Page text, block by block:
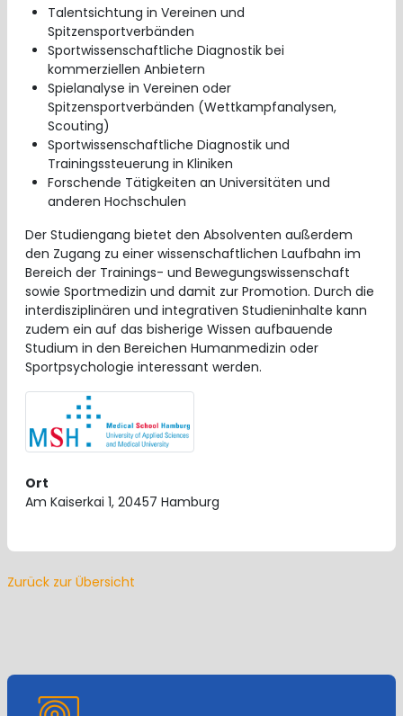
Talentsichtung in Vereinen und
Spitzensportverbänden
Sportwissenschaftliche Diagnostik bei
kommerziellen Anbietern
Spielanalyse in Vereinen oder
Spitzensportverbänden (Wettkampfanalysen,
Scouting)
Sportwissenschaftliche Diagnostik und
Trainingssteuerung in Kliniken
Forschende Tätigkeiten an Universitäten und
anderen Hochschulen
Der Studiengang bietet den Absolventen außerdem
den Zugang zu einer wissenschaftlichen Laufbahn im
Bereich der Trainings- und Bewegungswissenschaft
sowie Sportmedizin und damit zur Promotion. Durch die
interdisziplinären und integrativen Studieninhalte kann
zudem ein auf das bisherige Wissen aufbauende
Studium in den Bereichen Humanmedizin oder
Sportpsychologie interessant werden.
Ort
Am Kaiserkai 1, 20457 Hamburg
Zurück zur Übersicht